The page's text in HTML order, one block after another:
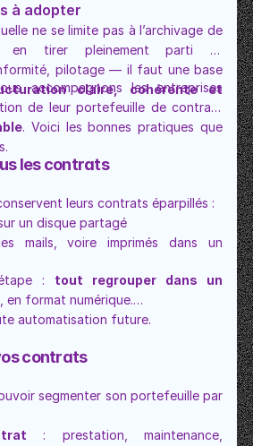
à adopter
ne se limite pas à l’archivage de
en tirer pleinement parti —
pilotage — il faut une base
claire, cohérente et
accompagnons les entreprises
de leur portefeuille de contrats
. Voici les bonnes pratiques que
les contrats
leurs contrats éparpillés :
un disque partagé
mails, voire imprimés dans un
: tout regrouper dans un
, en format numérique.
automatisation future.
contrats
segmenter son portefeuille par
: prestation, maintenance,